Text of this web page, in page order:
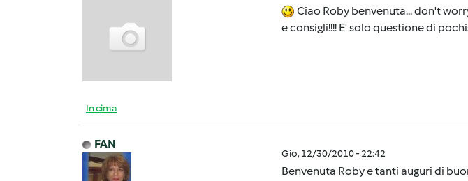
Ciao Roby benvenuta... don't
e consigli!!!! E' solo questione di
In cima
FAN
Gio, 12/30/2010 - 22:42
Benvenuta Roby e tanti auguri di